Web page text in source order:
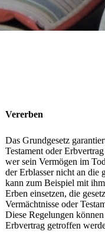
Vererben
Das Grundgesetz
Testament oder
wer sein Vermögen im
der Erblasser nicht an die
kann zum Beispiel mit
Erben einsetzen, die
Vermächtnisse oder
Diese Regelungen
Erbvertrag getroffen